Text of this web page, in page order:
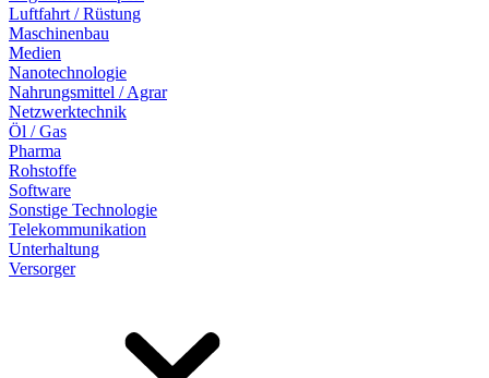
Luftfahrt / Rüstung
Maschinenbau
Medien
Nanotechnologie
Nahrungsmittel / Agrar
Netzwerktechnik
Öl / Gas
Pharma
Rohstoffe
Software
Sonstige Technologie
Telekommunikation
Unterhaltung
Versorger